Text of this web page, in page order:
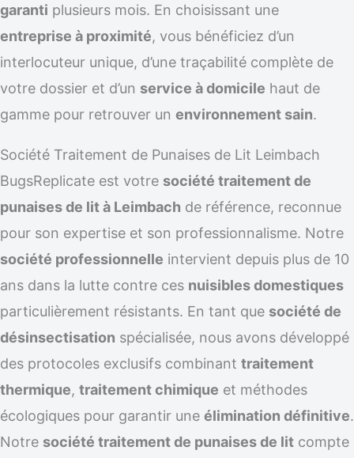
garanti plusieurs mois. En choisissant une
entreprise à proximité, vous bénéficiez d’un
interlocuteur unique, d’une traçabilité complète de
votre dossier et d’un service à domicile haut de
gamme pour retrouver un environnement sain.
Société Traitement de Punaises de Lit Leimbach
BugsReplicate est votre société traitement de
punaises de lit à Leimbach de référence, reconnue
pour son expertise et son professionnalisme. Notre
société professionnelle intervient depuis plus de 10
ans dans la lutte contre ces nuisibles domestiques
particulièrement résistants. En tant que société de
désinsectisation spécialisée, nous avons développé
des protocoles exclusifs combinant traitement
thermique, traitement chimique et méthodes
écologiques pour garantir une élimination définitive.
Notre société traitement de punaises de lit compte